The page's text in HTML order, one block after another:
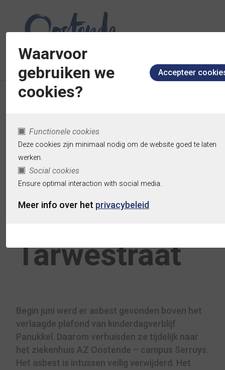
Waarvoor
gebruiken we
cookies?
Functionele cookies
Deze cookies zijn minimaal nodig om de website goed te laten
werken.
Social cookies
Ensure optimal interaction with social media.
Meer info over het privacybeleid
Panukkel
verhuist
terug naar de
Tarwestraat
Begin juni werd er asbest gevonden boven het
verlaagde plafond van kinderdagverblijf
Panukkel. Daarom verhuisden ze tijdelijk naar
het ziekenhuis AZ Oostende – campus Serruys.
Het asbest is intussen veilig verwijderd. Het